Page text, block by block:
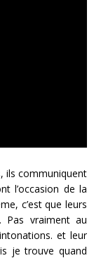
ils communiquent
l’occasion de la
c’est que leurs
Pas vraiment au
et leur
je trouve quand